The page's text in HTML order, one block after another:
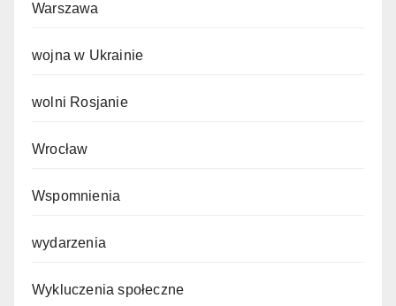
Warszawa
wojna w Ukrainie
wolni Rosjanie
Wrocław
Wspomnienia
wydarzenia
Wykluczenia społeczne